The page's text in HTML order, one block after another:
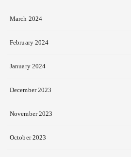
March 2024
February 2024
January 2024
December 2023
November 2023
October 2023